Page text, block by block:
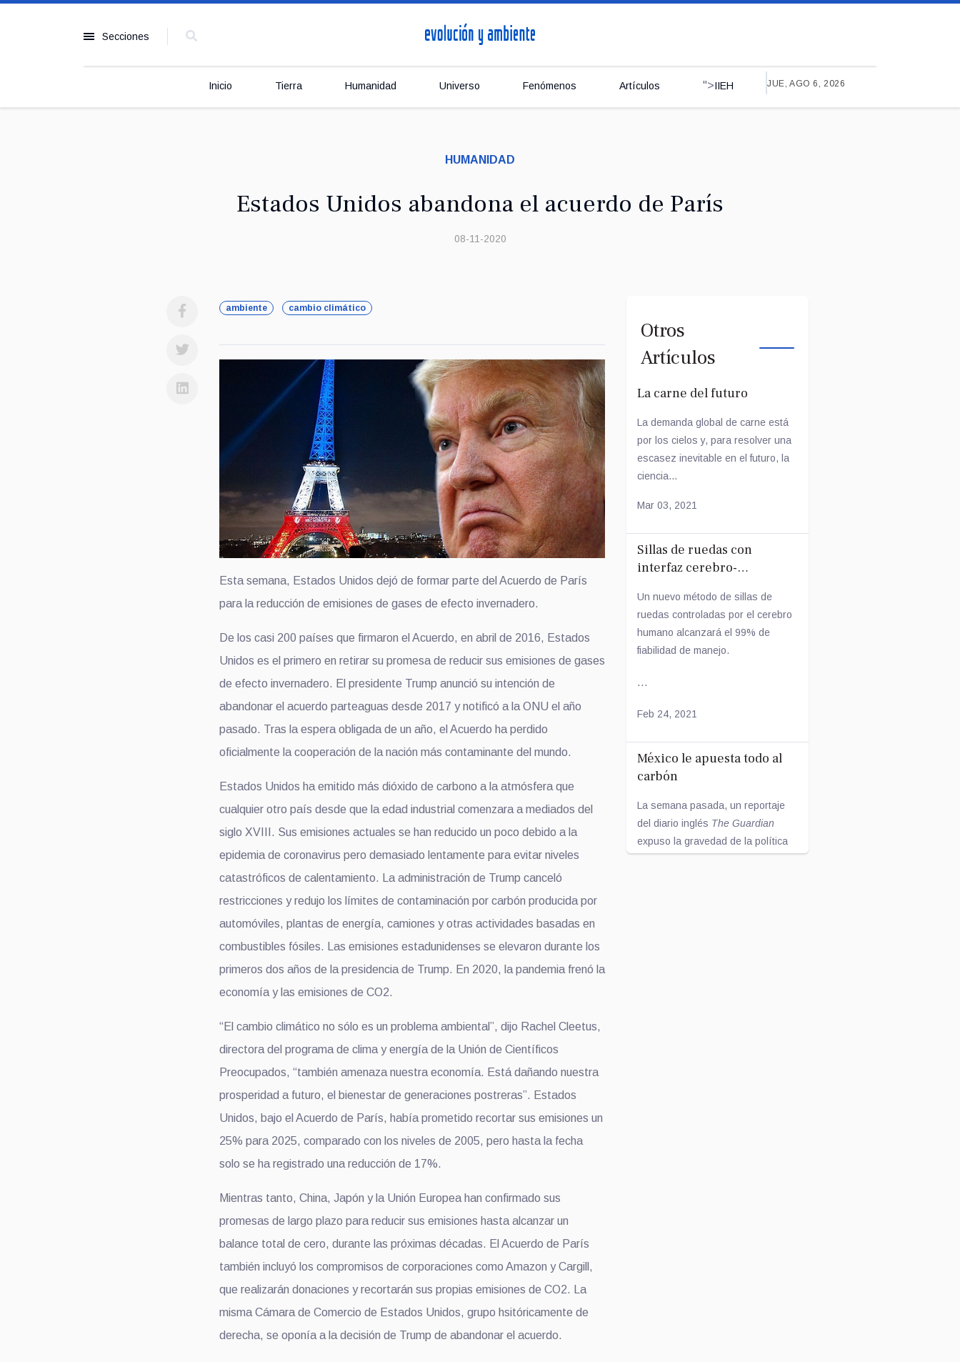
Secciones
Inicio Tierra Humanidad Universo Fenómenos Artículos ">IIEH JUE, AGO 6, 2026
HUMANIDAD
Estados Unidos abandona el acuerdo de París
08-11-2020
ambiente cambio climático
Esta semana, Estados Unidos dejó de formar parte del Acuerdo de París
para la reducción de emisiones de gases de efecto invernadero.
De los casi 200 países que firmaron el Acuerdo, en abril de 2016, Estados
Unidos es el primero en retirar su promesa de reducir sus emisiones de gases
de efecto invernadero. El presidente Trump anunció su intención de
abandonar el acuerdo parteaguas desde 2017 y notificó a la ONU el año
pasado. Tras la espera obligada de un año, el Acuerdo ha perdido
oficialmente la cooperación de la nación más contaminante del mundo.
Estados Unidos ha emitido más dióxido de carbono a la atmósfera que
cualquier otro país desde que la edad industrial comenzara a mediados del
siglo XVIII. Sus emisiones actuales se han reducido un poco debido a la
epidemia de coronavirus pero demasiado lentamente para evitar niveles
catastróficos de calentamiento. La administración de Trump canceló
restricciones y redujo los límites de contaminación por carbón producida por
automóviles, plantas de energía, camiones y otras actividades basadas en
combustibles fósiles. Las emisiones estadunidenses se elevaron durante los
primeros dos años de la presidencia de Trump. En 2020, la pandemia frenó la
economía y las emisiones de CO2.
“El cambio climático no sólo es un problema ambiental”, dijo Rachel Cleetus,
directora del programa de clima y energía de la Unión de Científicos
Preocupados, “también amenaza nuestra economía. Está dañando nuestra
prosperidad a futuro, el bienestar de generaciones postreras”. Estados
Unidos, bajo el Acuerdo de París, había prometido recortar sus emisiones un
25% para 2025, comparado con los niveles de 2005, pero hasta la fecha
solo se ha registrado una reducción de 17%.
Mientras tanto, China, Japón y la Unión Europea han confirmado sus
promesas de largo plazo para reducir sus emisiones hasta alcanzar un
balance total de cero, durante las próximas décadas. El Acuerdo de París
también incluyó los compromisos de corporaciones como Amazon y Cargill,
que realizarán donaciones y recortarán sus propias emisiones de CO2. La
misma Cámara de Comercio de Estados Unidos, grupo hsitóricamente de
derecha, se oponía a la decisión de Trump de abandonar el acuerdo.
Otros
Artículos
La carne del futuro
La demanda global de carne está
por los cielos y, para resolver una
escasez inevitable en el futuro, la
ciencia...
Mar 03, 2021
Sillas de ruedas con
interfaz cerebro-
Un nuevo método de sillas de
ruedas controladas por el cerebro
humano alcanzará el 99% de
fiabilidad de manejo.
...
Feb 24, 2021
México le apuesta todo al
carbón
La semana pasada, un reportaje
del diario inglés The Guardian
expuso la gravedad de la política